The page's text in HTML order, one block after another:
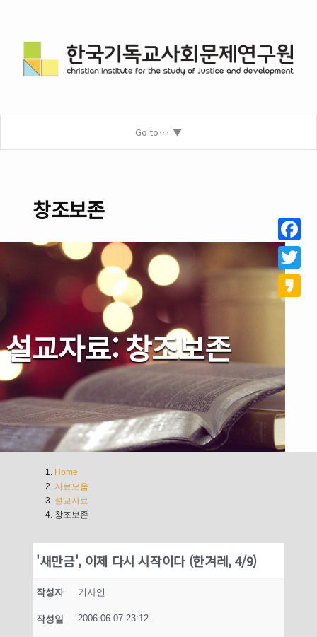
Go to…
창조보존
설교자료: 창조보존
Home
자료모음
설교자료
창조보존
'새만금', 이제 다시 시작이다 (한겨레, 4/9)
작성자 기사연
작성일 2006-06-07 23:12
Twitter